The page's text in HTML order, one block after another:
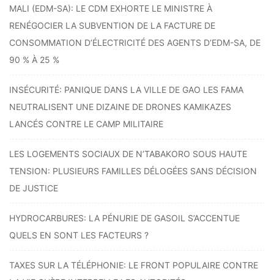
MALI (EDM-SA): LE CDM EXHORTE LE MINISTRE À
RENÉGOCIER LA SUBVENTION DE LA FACTURE DE
CONSOMMATION D’ÉLECTRICITÉ DES AGENTS D’EDM-SA, DE
90 % À 25 %
INSÉCURITÉ: PANIQUE DANS LA VILLE DE GAO LES FAMA
NEUTRALISENT UNE DIZAINE DE DRONES KAMIKAZES
LANCÉS CONTRE LE CAMP MILITAIRE
LES LOGEMENTS SOCIAUX DE N’TABAKORO SOUS HAUTE
TENSION: PLUSIEURS FAMILLES DÉLOGÉES SANS DÉCISION
DE JUSTICE
HYDROCARBURES: LA PÉNURIE DE GASOIL S’ACCENTUE
QUELS EN SONT LES FACTEURS ?
TAXES SUR LA TÉLÉPHONIE: LE FRONT POPULAIRE CONTRE